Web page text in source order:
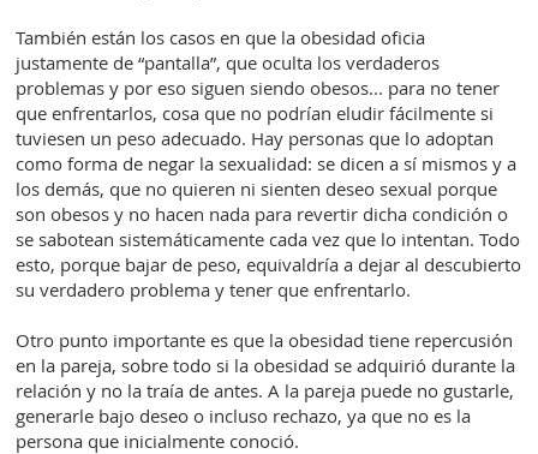
También están los casos en que la obesidad oficia
justamente de “pantalla”, que oculta los verdaderos
problemas y por eso siguen siendo obesos... para no tener
que enfrentarlos, cosa que no podrían eludir fácilmente si
tuviesen un peso adecuado. Hay personas que lo adoptan
como forma de negar la sexualidad: se dicen a sí mismos y a
los demás, que no quieren ni sienten deseo sexual porque
son obesos y no hacen nada para revertir dicha condición o
se sabotean sistemáticamente cada vez que lo intentan. Todo
esto, porque bajar de peso, equivaldría a dejar al descubierto
su verdadero problema y tener que enfrentarlo.
Otro punto importante es que la obesidad tiene repercusión
en la pareja, sobre todo si la obesidad se adquirió durante la
relación y no la traía de antes. A la pareja puede no gustarle,
generarle bajo deseo o incluso rechazo, ya que no es la
persona que inicialmente conoció.